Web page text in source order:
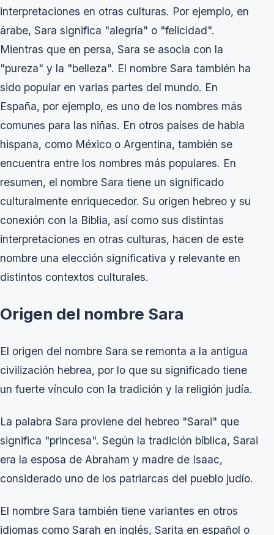
interpretaciones en otras culturas. Por ejemplo, en
árabe, Sara significa "alegría" o "felicidad".
Mientras que en persa, Sara se asocia con la
"pureza" y la "belleza". El nombre Sara también ha
sido popular en varias partes del mundo. En
España, por ejemplo, es uno de los nombres más
comunes para las niñas. En otros países de habla
hispana, como México o Argentina, también se
encuentra entre los nombres más populares. En
resumen, el nombre Sara tiene un significado
culturalmente enriquecedor. Su origen hebreo y su
conexión con la Biblia, así como sus distintas
interpretaciones en otras culturas, hacen de este
nombre una elección significativa y relevante en
distintos contextos culturales.
Origen del nombre Sara
El origen del nombre Sara se remonta a la antigua
civilización hebrea, por lo que su significado tiene
un fuerte vínculo con la tradición y la religión judía.
La palabra Sara proviene del hebreo "Sarai" que
significa "princesa". Según la tradición bíblica, Sarai
era la esposa de Abraham y madre de Isaac,
considerado uno de los patriarcas del pueblo judío.
El nombre Sara también tiene variantes en otros
idiomas como Sarah en inglés, Sarita en español o